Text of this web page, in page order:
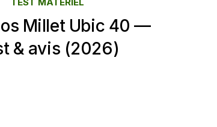
Millet Ubic 40 —
& avis (2026)